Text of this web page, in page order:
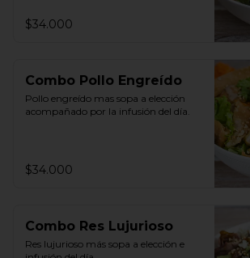
$34.000
Combo Pollo Engreído
Pollo engreído mas sopa a elección
acompañado por la infusión del día.
$34.000
Combo Res Lujurioso
Res lujurioso más sopa a elección e